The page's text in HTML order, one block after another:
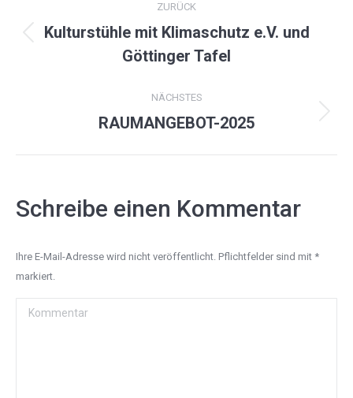
NAVIGATIONZURÜCK
Vorheriges
Album:
Kulturstühle mit Klimaschutz e.V. und
Göttinger Tafel
NÄCHSTES
Nächstes
RAUMANGEBOT-2025
Schreibe einen Kommentar
Ihre E-Mail-Adresse wird nicht veröffentlicht. Pflichtfelder sind mit *
markiert.
Kommentar